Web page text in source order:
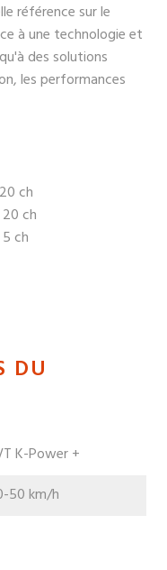
référence sur le
à une technologie et
des solutions
les performances
ch
ch
ch
DU
K-Power +
50 km/h